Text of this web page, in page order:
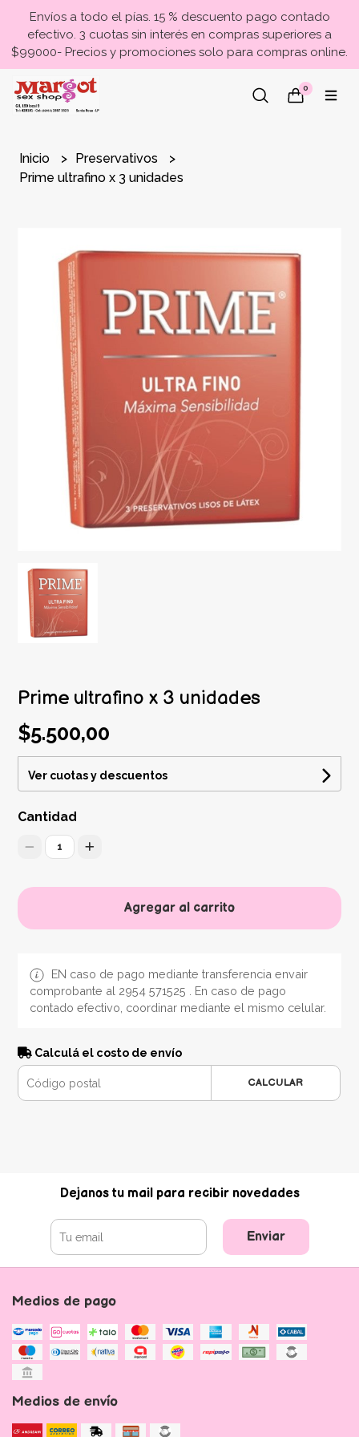
Envíos a todo el pías. 15 % descuento pago contado
efectivo. 3 cuotas sin interés en compras superiores a
$99000- Precios y promociones solo para compras online.
0
Inicio
Preservativos
Prime ultrafino x 3 unidades
Prime ultrafino x 3 unidades
$5.500,00
Ver cuotas y descuentos
Cantidad
1
Agregar al carrito
EN caso de pago mediante transferencia envair
comprobante al 2954 571525 . En caso de pago
contado efectivo, coordinar mediante el mismo celular.
Calculá el costo de envío
CALCULAR
Dejanos tu mail para recibir novedades
Enviar
Medios de pago
Medios de envío